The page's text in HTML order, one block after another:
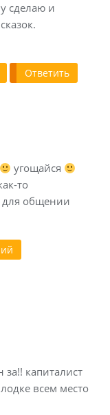
сделаю и
Ответить
угощайся
то
для общении
капиталист
всем место